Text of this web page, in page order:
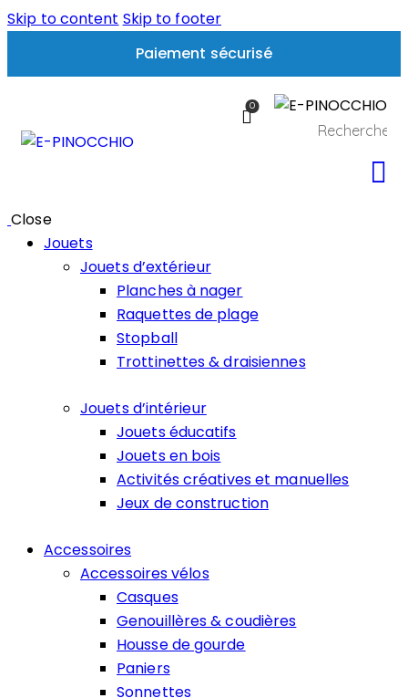
Skip to content Skip to footer
Paiement sécurisé
0
Close
Jouets
Jouets d’extérieur
Planches à nager
Raquettes de plage
Stopball
Trottinettes & draisiennes
Jouets d’intérieur
Jouets éducatifs
Jouets en bois
Activités créatives et manuelles
Jeux de construction
Accessoires
Accessoires vélos
Casques
Genouillères & coudières
Housse de gourde
Paniers
Sonnettes